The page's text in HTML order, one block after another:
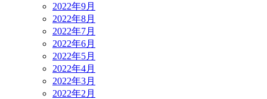
2022年9月
2022年8月
2022年7月
2022年6月
2022年5月
2022年4月
2022年3月
2022年2月